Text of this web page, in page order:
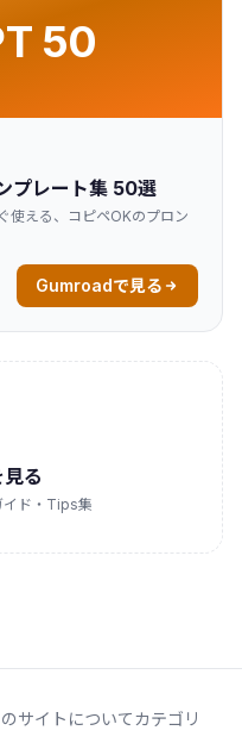
50
プレート集 50選
使える、コピペOKのプロン
Gumroadで見る
る
イド・Tips集
サイトについてカテゴリ